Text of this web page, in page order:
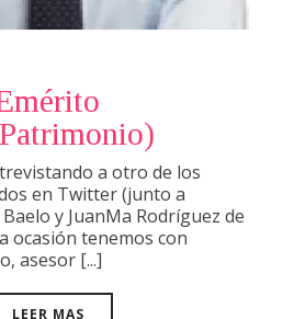
a otro de los
en Twitter (junto a
y JuanMa Rodríguez de
ocasión tenemos con
asesor [...]
LEER MAS